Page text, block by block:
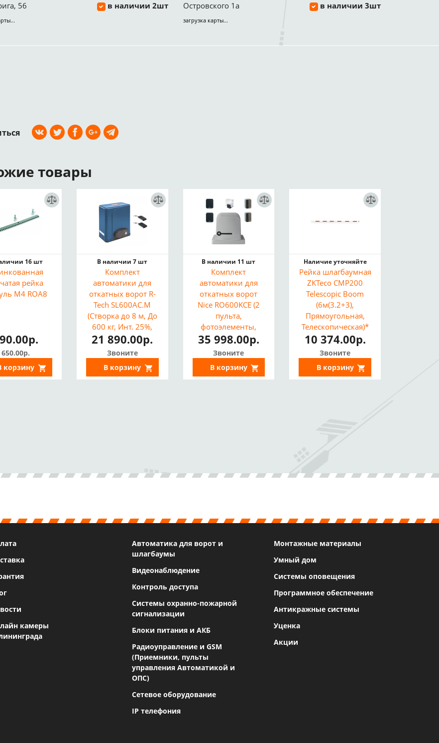
56 в наличии 2шт Островского 1а в наличии 3шт
загрузка карты...
товары
16 шт
рейка
M4 ROA8
650.00р.
корзину
В наличии 7 шт
Комплект
автоматики для
откатных ворот R-
Tech SL600AC.M
(Створка до 8 м, До
600 кг, Инт. 25%,
Приемник, 2
Пульта)
21 890.00р.
Звоните
В корзину
В наличии 11 шт
Комплект
автоматики для
откатных ворот
Nice RO600KCE (2
пульта,
фотоэлементы,
лампа)
35 998.00р.
Звоните
В корзину
Наличие уточняйте
Рейка шлагбаумная
ZKTeco CMP200
Telescopic Boom
(6м(3.2+3),
Прямоугольная,
Телескопическая)*
10 374.00р.
Звоните
В корзину
камеры
Автоматика для ворот и
шлагбаумы
Видеонаблюдение
Контроль доступа
Системы охранно-пожарной
сигнализации
Блоки питания и АКБ
Радиоуправление и GSM
(Приемники, пульты
управления Автоматикой и
ОПС)
Сетевое оборудование
IP телефония
Монтажные материалы
Умный дом
Системы оповещения
Программное обеспечение
Антикражные системы
Уценка
Акции